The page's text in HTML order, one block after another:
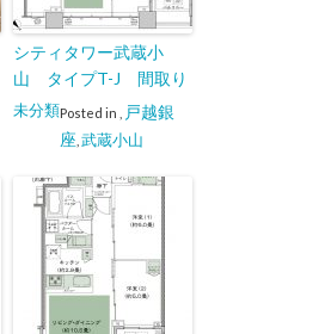
シティタワー武蔵小
山 タイプT-J 間取り
Posted in
未分類
戸越銀
座 武蔵小山